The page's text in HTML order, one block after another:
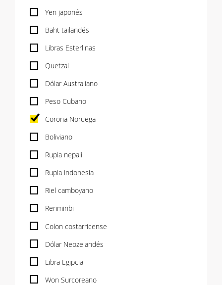
Yen japonés
Baht tailandés
Libras Esterlinas
Quetzal
Dólar Australiano
Peso Cubano
Corona Noruega
Boliviano
Rupia nepali
Rupia indonesia
Riel camboyano
Renminbi
Colon costarricense
Dólar Neozelandés
Libra Egipcia
Won Surcoreano